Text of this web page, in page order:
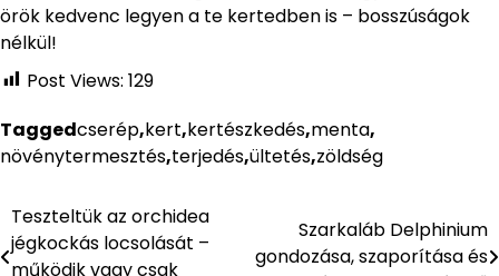
örök kedvenc legyen a te kertedben is – bosszúságok
nélkül!
Post Views: 129
Taggedcserép,kert,kertészkedés,menta,
növénytermesztés,terjedés,ültetés,zöldség
Bejegyzés
navigáció
Teszteltük az orchidea
jégkockás locsolását –
működik vagy csak
Szarkaláb Delphinium
gondozása, szaporítása és